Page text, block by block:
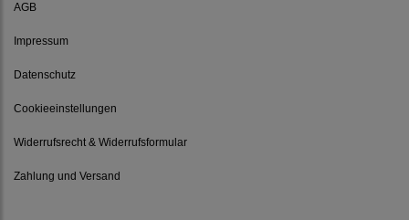
AGB
Impressum
Datenschutz
Cookieeinstellungen
Widerrufsrecht & Widerrufsformular
Zahlung und Versand